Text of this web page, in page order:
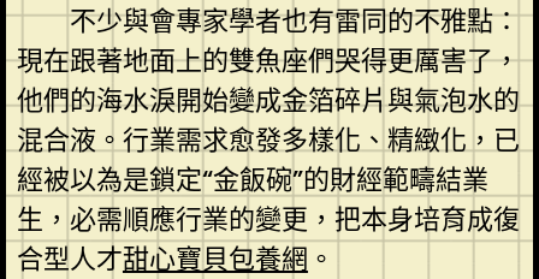
不少與會專家學者也有雷同的不雅點：
現在跟著地面上的雙魚座們哭得更厲害了，
他們的海水淚開始變成金箔碎片與氣泡水的
混合液。行業需求愈發多樣化、精緻化，已
經被以為是鎖定“金飯碗”的財經範疇結業
生，必需順應行業的變更，把本身培育成復
合型人才甜心寶貝包養網 。